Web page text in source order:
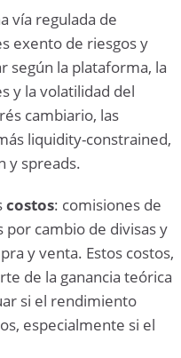
vía regulada de
exento de riesgos y
según la plataforma, la
y la volatilidad del
cambiario, las
liquidity-constrained,
y spreads.
costos: comisiones de
cambio de divisas y
y venta. Estos costos,
de la ganancia teórica
si el rendimiento
especialmente si el